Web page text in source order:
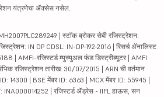
यंत्रणेचा ॲक्सेस नसेल.
| स्टॉक ब्रोकर सेबी रजिस्ट्रेशन:
IN DP CDSL: IN-DP-192-2016 | रिसर्च ॲनालिस्ट
| AMFI-रजिस्टर्ड म्युच्युअल फंड डिस्ट्रीब्यूटर | AMFI
रजिस्ट्रेशन तारीख: 30/07/2015 | ARN ची वर्तमान
14300 | BSE मेंबर ID: 6363 | MCX मेंबर ID: 55945 |
INA000014252 | रजिस्टर्ड ॲड्रेस - IIFL हाऊस, सन